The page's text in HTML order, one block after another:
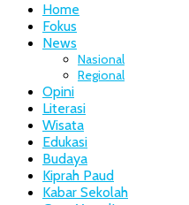
Home
Fokus
News
Nasional
Regional
Opini
Literasi
Wisata
Edukasi
Budaya
Kiprah Paud
Kabar Sekolah